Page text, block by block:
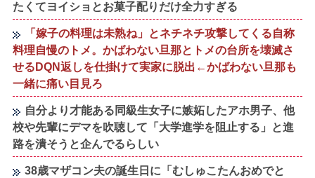
たくてヨイショとお菓子配りだけ全力すぎる
「嫁子の料理は未熟ね」とネチネチ攻撃してくる自称
料理自慢のトメ。かばわない旦那とトメの台所を壊滅さ
せるDQN返しを仕掛けて実家に脱出←かばわない旦那も
一緒に痛い目見ろ
自分より才能ある同級生女子に嫉妬したアホ男子、他
校や先輩にデマを吹聴して「大学進学を阻止する」と進
路を潰そうと企んでるらしい
38歳マザコン夫の誕生日に「むしゅこたんおめでと